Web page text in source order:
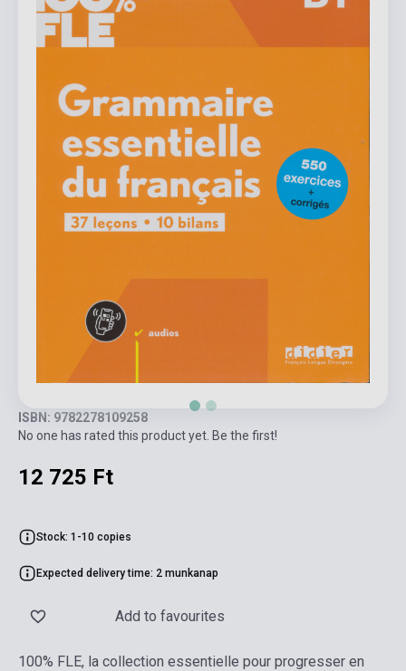
ISBN: 9782278109258
No one has rated this product yet. Be the first!
12 725 Ft
Stock: 1-10 copies
Expected delivery time: 2 munkanap
Add to favourites
100% FLE, la collection essentielle pour progresser en